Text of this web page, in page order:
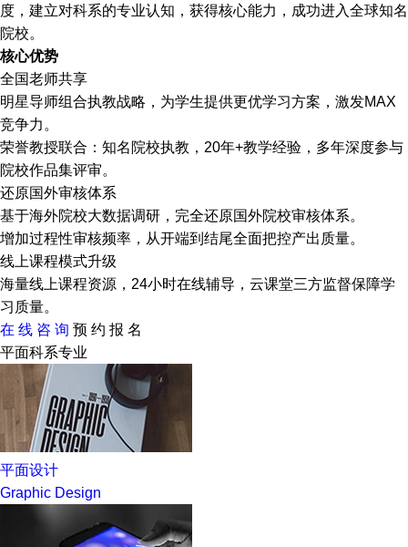
度，建立对科系的专业认知，获得核心能力，成功进入全球知名
院校。
核心优势
全国老师共享
明星导师组合执教战略，为学生提供更优学习方案，激发MAX
竞争力。
荣誉教授联合：知名院校执教，20年+教学经验，多年深度参与
院校作品集评审。
还原国外审核体系
基于海外院校大数据调研，完全还原国外院校审核体系。
增加过程性审核频率，从开端到结尾全面把控产出质量。
线上课程模式升级
海量线上课程资源，24小时在线辅导，云课堂三方监督保障学
习质量。
在 线 咨 询 预 约 报 名
平面科系专业
平面设计
Graphic Design